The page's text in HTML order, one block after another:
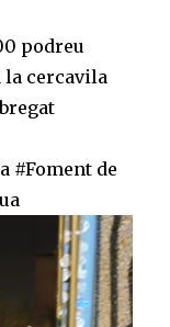
Jordiada
de
podreu
la cercavila
#Foment de